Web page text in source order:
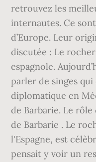
retrouvez les
internautes. Ce
d’Europe. Leur
discutée : Le
espagnole.
parler de singes
diplomatique en
de Barbarie. Le
de Barbarie . Le
l'Espagne, est
pensait y voir un